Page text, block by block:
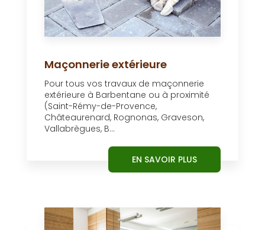
Maçonnerie extérieure
Pour tous vos travaux de maçonnerie
extérieure à Barbentane ou à proximité
(Saint-Rémy-de-Provence,
Châteaurenard, Rognonas, Graveson,
Vallabrègues, B...
EN SAVOIR PLUS